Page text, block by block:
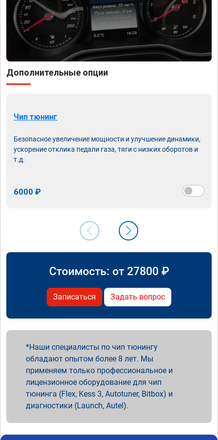
Дополнительные опции
Чип тюнинг
Безопасное увеличение мощности и улучшение динамики,
ускорение отклика педали газа, тяги с низких оборотов и
т.д.
6000 ₽
Стоимость: от 27800 ₽
Записаться Задать вопрос
Наши специалисты по чип тюнингу
обладают опытом более 8 лет. Мы
применяем только профессиональное и
лицензионное оборудование для чип
тюнинга (Flex, Kess 3, Autotuner, Bitbox) и
диагностики (Launch, Autel).